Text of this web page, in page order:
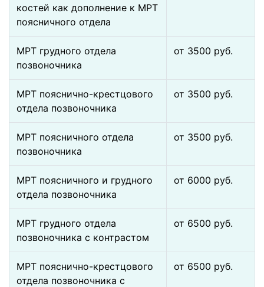
костей как дополнение к МРТ
поясничного отдела
МРТ грудного отдела
позвоночника
от 3500 pуб.
МРТ пояснично-крестцового
отдела позвоночника
от 3500 pуб.
МРТ поясничного отдела
позвоночника
от 3500 pуб.
МРТ поясничного и грудного
отдела позвоночника
от 6000 pуб.
МРТ грудного отдела
позвоночника с контрастом
от 6500 pуб.
МРТ пояснично-крестцового
отдела позвоночника с
от 6500 pуб.